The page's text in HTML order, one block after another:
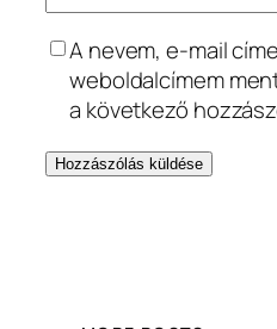
A nevem, e-mail
weboldalcímem
a következő